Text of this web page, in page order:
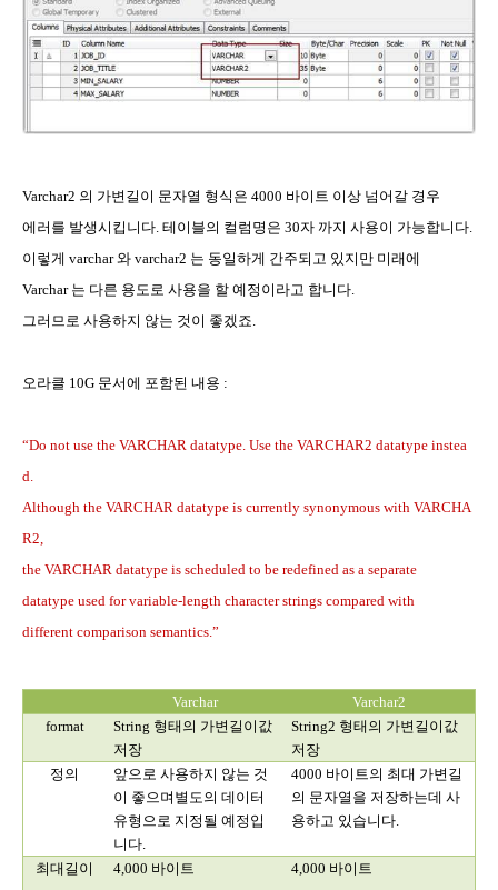
Varchar2 의 가변길이 문자열 형식은 4000 바이트 이상 넘어갈 경우
에러를 발생시킵니다 테이블의 컬럼명은 30자 까지 사용이 가능합니다
이렇게 varchar와 varchar2 는 동일하게 간주되고 있지만 미래에
Varchar 는 다른 용도로 사용을 할 예정이라고 합니다
그러므로 사용하지 않는 것이 좋겠죠
오라클 10G 문서에 포함된 내용 :
“Do not use the VARCHAR datatype. Use the VARCHAR2 datatype instea
d.
Although the VARCHAR datatype is currently synonymous with VARCHA
R2,
the VARCHAR datatype is scheduled to be redefined as a separate
datatype used for variable-length character strings compared with
different comparison semantics.”
Varchar
Varchar2
format
String 형태의 가변길이값
저장
String2 형태의 가변길이값
저장
정의
앞으로 사용하지 않는 것
이 좋으며별도의 데이터
유형으로 지정될 예정입
니다
4000 바이트의 최대 가변길
의 문자열을 저장하는데 사
용하고 있습니다
최대길이 4,000 바이트 4,000 바이트